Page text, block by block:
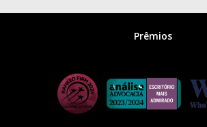
Prêmios